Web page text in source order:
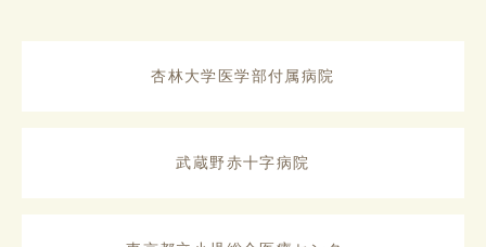
杏林大学医学部付属病院
武蔵野赤十字病院